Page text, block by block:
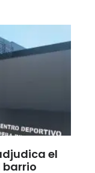
el
barrio